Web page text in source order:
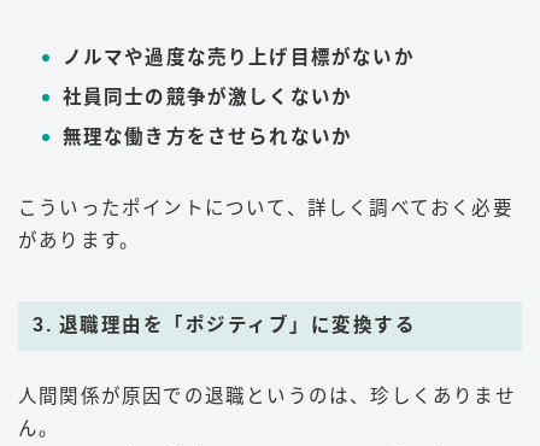
ノルマや過度な売り上げ目標がないか
社員同士の競争が激しくないか
無理な働き方をさせられないか
こういったポイントについて、詳しく調べておく必要
があります。
3. 退職理由を「ポジティブ」に変換する
人間関係が原因での退職というのは、珍しくありませ
ん。